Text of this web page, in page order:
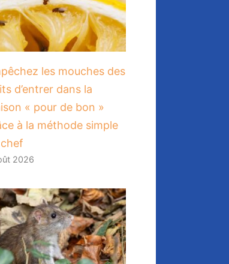
les mouches des
d’entrer dans la
« pour de bon »
à la méthode simple
2026